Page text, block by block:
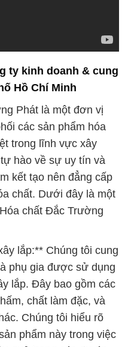
Phát là một đơn vị
các sản phẩm hóa
trong lĩnh vực xây
hào về sự uy tín và
kết tạo nên đẳng cấp
chất. Dưới đây là một
chất Đắc Trường
lắp:** Chúng tôi cung
phụ gia được sử dụng
lắp. Đây bao gồm các
chất làm đặc, và
Chúng tôi hiểu rõ
phẩm này trong việc
quả trong các dự án
trên kinh nghiệm và
Phát đã xây dựng